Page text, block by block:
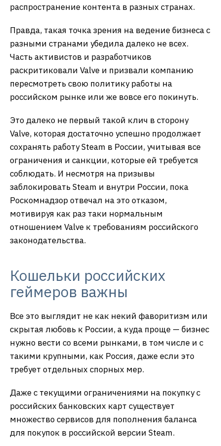
распространение контента в разных странах.
Правда, такая точка зрения на ведение бизнеса с
разными странами убедила далеко не всех.
Часть активистов и разработчиков
раскритиковали Valve и призвали компанию
пересмотреть свою политику работы на
российском рынке или же вовсе его покинуть.
Это далеко не первый такой клич в сторону
Valve, которая достаточно успешно продолжает
сохранять работу Steam в России, учитывая все
ограничения и санкции, которые ей требуется
соблюдать. И несмотря на призывы
заблокировать Steam и внутри России, пока
Роскомнадзор отвечал на это отказом,
мотивируя как раз таки нормальным
отношением Valve к требованиям российского
законодательства.
Кошельки российских
геймеров важны
Все это выглядит не как некий фаворитизм или
скрытая любовь к России, а куда проще — бизнес
нужно вести со всеми рынками, в том числе и с
такими крупными, как Россия, даже если это
требует отдельных спорных мер.
Даже с текущими ограничениями на покупку с
российских банковских карт существует
множество сервисов для пополнения баланса
для покупок в российской версии Steam.